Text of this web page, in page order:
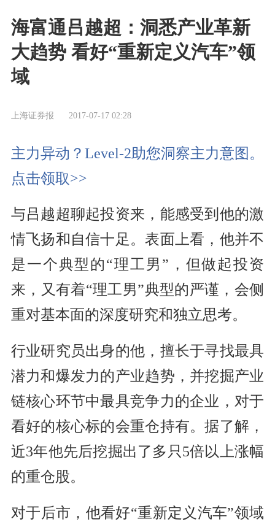
海富通吕越超：洞悉产业革新
大趋势 看好“重新定义汽车”领
域
上海证券报 2017-07-17 02:28
主力异动？Level-2助您洞察主力意图。
点击领取>>
与吕越超聊起投资来，能感受到他的激
情飞扬和自信十足。表面上看，他并不
是一个典型的“理工男”，但做起投资
来，又有着“理工男”典型的严谨，会侧
重对基本面的深度研究和独立思考。
行业研究员出身的他，擅长于寻找最具
潜力和爆发力的产业趋势，并挖掘产业
链核心环节中最具竞争力的企业，对于
看好的核心标的会重仓持有。据了解，
近3年他先后挖掘出了多只5倍以上涨幅
的重仓股。
对于后市，他看好“重新定义汽车”领域